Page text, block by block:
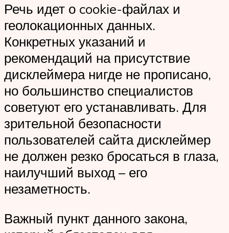
Речь идет о cookie-файлах и
геолокационных данных.
Конкретных указаний и
рекомендаций на присутствие
дисклеймера нигде не прописано,
но большинство специалистов
советуют его устанавливать. Для
зрительной безопасности
пользователей сайта дисклеймер
не должен резко бросаться в глаза,
наилучший выход – его
незаметность.
Важный пункт данного закона,